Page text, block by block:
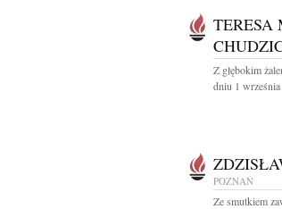
TERESA
Z głębokim
dniu 1 września
POZNAŃ
Ze smutkiem